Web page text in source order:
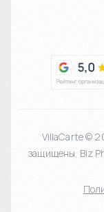
VillaCarte ©
защищены. Biz